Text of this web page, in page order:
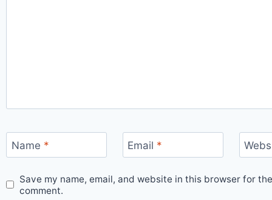
Name * Email *
Save my name, email, and website in this browser for
comment.